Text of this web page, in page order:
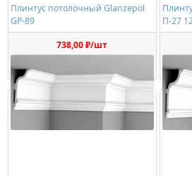
Плинтус потолочный Glanzepol
GP-89
738,00 ₽/шт
П-27